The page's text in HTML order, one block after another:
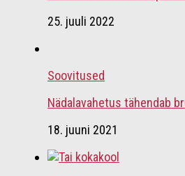
25. juuli 2022
Soovitused
Nädalavahetus tähendab
18. juuni 2021